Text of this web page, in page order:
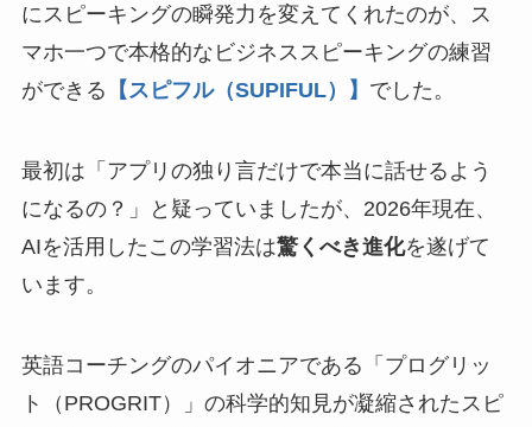
にスピーキングの瞬発力を変えてくれたのが、ス
マホ一つで本格的なビジネススピーキングの練習
ができる 【スピフル（SUPIFUL）】 でした。
最初は「アプリの独り言だけで本当に話せるよう
になるの？」と疑っていましたが、2026年現在、
AIを活用したこの学習法は驚くべき進化を遂げて
います。
英語コーチングのパイオニアである「プログリッ
ト（PROGRIT）」の科学的知見が凝縮されたスピ